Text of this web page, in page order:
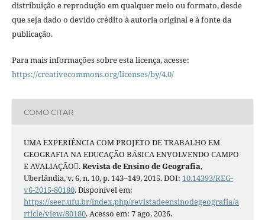
distribuição e reprodução em qualquer meio ou formato, desde
que seja dado o devido crédito à autoria original e à fonte da
publicação.
Para mais informações sobre esta licença, acesse:
https://creativecommons.org/licenses/by/4.0/
COMO CITAR
UMA EXPERIÊNCIA COM PROJETO DE TRABALHO EM
GEOGRAFIA NA EDUCAÇÃO BÁSICA ENVOLVENDO CAMPO
E AVALIAÇÃO.Revista de Ensino de Geografia,
Uberlândia, v. 6, n. 10, p. 143–149, 2015. DOI: 10.14393/REG-
v6-2015-80180. Disponível em:
https://seer.ufu.br/index.php/revistadeensinodegeografia/a
rticle/view/80180. Acesso em: 7 ago. 2026.